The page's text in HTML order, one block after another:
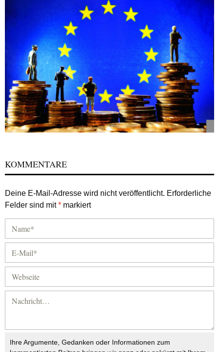
KOMMENTARE
Deine E-Mail-Adresse wird nicht veröffentlicht. Erforderliche
Felder sind mit* markiert
Ihre Argumente, Gedanken oder Informationen zum